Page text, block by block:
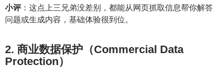
小评：这点上三兄弟没差别，都能从网页抓取信息帮你解答
问题或生成内容，基础体验很到位。
2. 商业数据保护（Commercial Data
Protection）